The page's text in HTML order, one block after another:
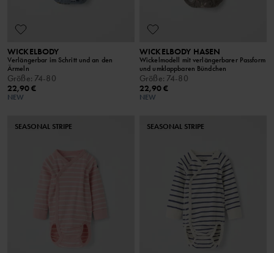
WICKELBODY
Verlängerbar im Schritt und an den
Ärmeln
Größe: 74-80
22,90 €
NEW
WICKELBODY HASEN
Wickelmodell mit verlängerbarer Passform
und umklappbaren Bündchen
Größe: 74-80
22,90 €
NEW
SEASONAL STRIPE SEASONAL STRIPE